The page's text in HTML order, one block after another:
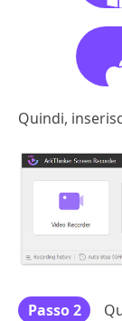
Quindi,
Passo 2